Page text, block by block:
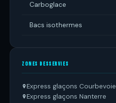
Carboglace
Bacs isothermes
ZONES DESSERVIES
Express glaçons Courbevoie
Express glaçons Nanterre